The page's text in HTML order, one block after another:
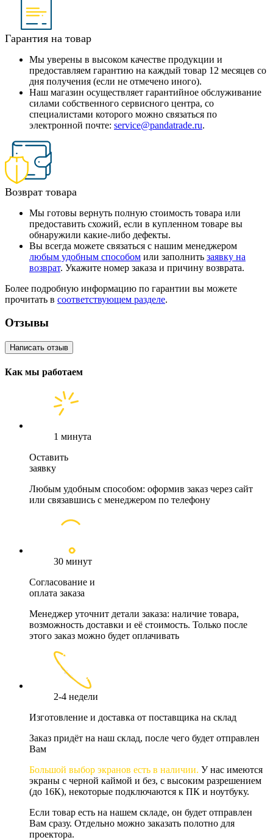
Гарантия на товар
Мы уверены в высоком качестве продукции и
предоставляем гарантию на каждый товар 12 месяцев со
дня получения (если не отмечено иного).
Наш магазин осуществляет гарантийное обслуживание
силами собственного сервисного центра, со
специалистами которого можно связаться по
электронной почте: service@pandatrade.ru.
Возврат товара
Мы готовы вернуть полную стоимость товара или
предоставить схожий, если в купленном товаре вы
обнаружили какие-либо дефекты.
Вы всегда можете связаться с нашим менеджером
любым удобным способом или заполнить заявку на
возврат. Укажите номер заказа и причину возврата.
Более подробную информацию по гарантии вы можете
прочитать в соответствующем разделе.
Отзывы
Написать отзыв
Как мы работаем
1 минута
Оставить
заявку
Любым удобным способом: оформив заказ через сайт
или связавшись с менеджером по телефону
30 минут
Согласование и
оплата заказа
Менеджер уточнит детали заказа: наличие товара,
возможность доставки и её стоимость. Только после
этого заказ можно будет оплачивать
2-4 недели
Изготовление и доставка от поставщика на склад
Заказ придёт на наш склад, после чего будет отправлен
Вам
Большой выбор экранов есть в наличии. У нас имеются
экраны с черной каймой и без, с высоким разрешением
(до 16К), некоторые подключаются к ПК и ноутбуку.
Если товар есть на нашем складе, он будет отправлен
Вам сразу. Отдельно можно заказать полотно для
проектора.